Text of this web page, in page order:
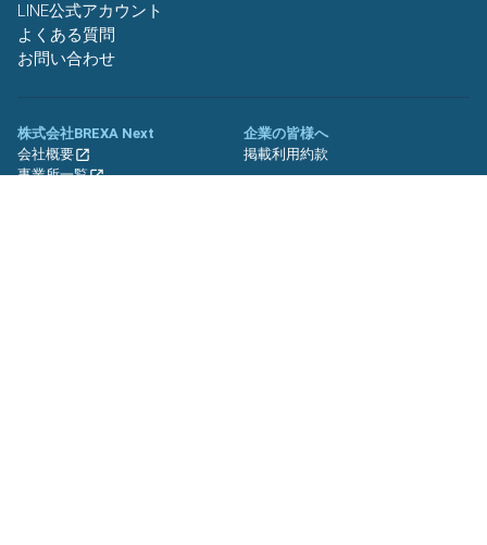
LINE公式アカウント
よくある質問
お問い合わせ
株式会社BREXA Next
会社概要
事業所一覧
企業の皆様へ
掲載利用約款